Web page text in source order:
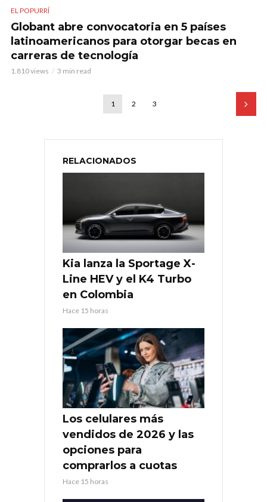
EL POPURRÍ
Globant abre convocatoria en 5 países
latinoamericanos para otorgar becas en
carreras de tecnología
1.810 views 3 min read
1 2 3
RELACIONADOS
Kia lanza la Sportage X-
Line HEV y el K4 Turbo
en Colombia
Hace 15 horas
Los celulares más
vendidos de 2026 y las
opciones para
comprarlos a cuotas
Hace 15 horas